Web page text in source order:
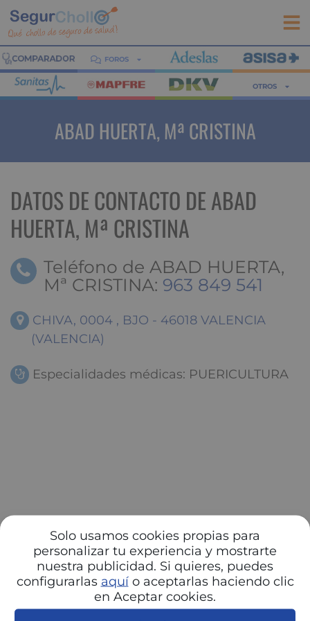
Solo usamos cookies propias para
personalizar tu experiencia y mostrarte
nuestra publicidad. Si quieres, puedes
configurarlas aquío aceptarlas haciendo clic
en Aceptar cookies.
FOROS
OTROS
ABAD HUERTA, Mª CRISTINA
DATOS DE CONTACTO DE ABAD
HUERTA, Mª CRISTINA
Teléfono de ABAD HUERTA,
Mª CRISTINA: 963 849 541
CHIVA, 0004 , BJO - 46018 VALENCIA
(VALENCIA)
Especialidades médicas: PUERICULTURA